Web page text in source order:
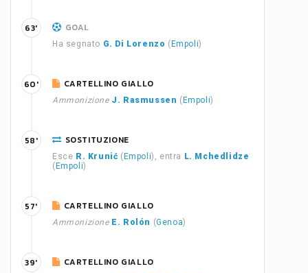
GOAL
Ha segnato G. Di Lorenzo ( Empoli)
63'
CARTELLINO GIALLO
Ammonizione J. Rasmussen ( Empoli)
60'
SOSTITUZIONE
Esce R. Krunić ( Empoli), entra
L. Mchedlidze
( Empoli)
58'
CARTELLINO GIALLO
Ammonizione E. Rolón (Genoa)
57'
CARTELLINO GIALLO
39'